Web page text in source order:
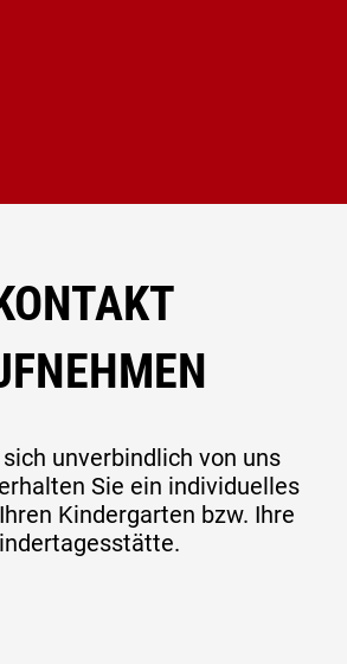
unverbindlich von uns
Sie ein individuelles
Kindergarten bzw. Ihre